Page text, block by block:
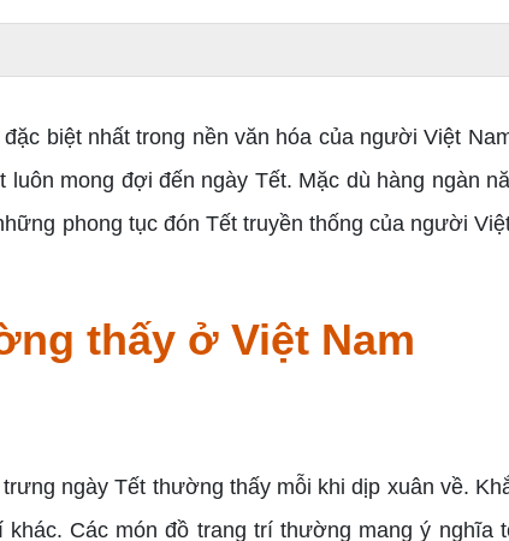
biệt nhất trong nền văn hóa của người Việt
mong đợi đến ngày Tết. Mặc dù hàng ngàn
phong tục đón Tết truyền thống của người
thấy ở Việt Nam
ngày Tết thường thấy mỗi khi dịp xuân về.
Các món đồ trang trí thường mang ý